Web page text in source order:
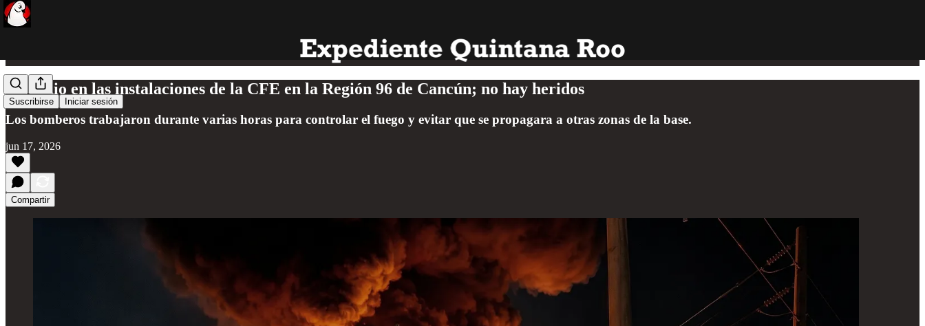
Suscribirse Iniciar sesión
Incendio en las instalaciones de la CFE en la Región 96 de Cancún; no hay heridos
Los bomberos trabajaron durante varias horas para controlar el fuego y evitar que se propagara a otras zonas de la base.
jun 17, 2026
Compartir